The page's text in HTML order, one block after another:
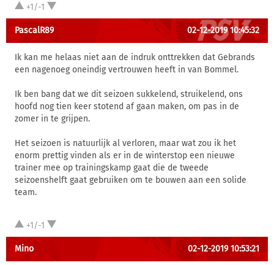
+1/-1
PascalR89 02-12-2019 10:45:32
Ik kan me helaas niet aan de indruk onttrekken dat Gebrands
een nagenoeg oneindig vertrouwen heeft in van Bommel.
Ik ben bang dat we dit seizoen sukkelend, struikelend, ons
hoofd nog tien keer stotend af gaan maken, om pas in de
zomer in te grijpen.
Het seizoen is natuurlijk al verloren, maar wat zou ik het
enorm prettig vinden als er in de winterstop een nieuwe
trainer mee op trainingskamp gaat die de tweede
seizoenshelft gaat gebruiken om te bouwen aan een solide
team.
+1/-1
Mino 02-12-2019 10:53:21